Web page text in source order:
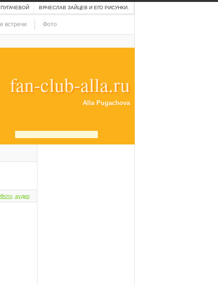
fan-club-alla.ru
Alla Pugachova
ВЯЧЕСЛАВ ЗАЙЦЕВ И ЕГО РИСУНКИ.
встречи Фото
Фото, аудио